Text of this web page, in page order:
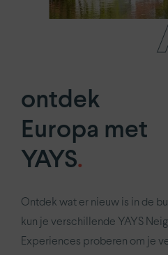
ontdek
Europa met
YAYS.
Ontdek wat er nieuw is in de
kun je verschillende YAYS
Experiences proberen om je